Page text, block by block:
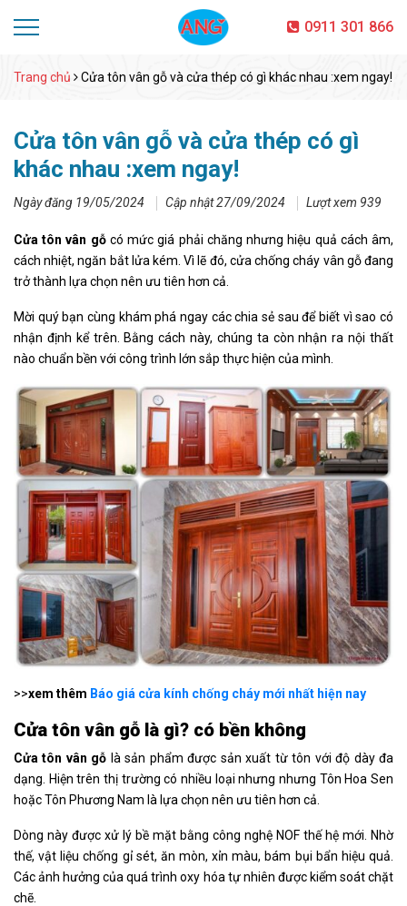
0911 301 866
Trang chủ Cửa tôn vân gỗ và cửa thép có gì khác nhau :xem ngay!
Cửa tôn vân gỗ và cửa thép có gì
khác nhau :xem ngay!
Ngày đăng 19/05/2024 Cập nhật 27/09/2024 Lượt xem 939
Cửa tôn vân gỗcó mức giá phải chăng nhưng hiệu quả cách âm,
cách nhiệt, ngăn bắt lửa kém. Vì lẽ đó, cửa chống cháy vân gỗ đang
trở thành lựa chọn nên ưu tiên hơn cả.
Mời quý bạn cùng khám phá ngay các chia sẻ sau để biết vì sao có
nhận định kể trên. Bằng cách này, chúng ta còn nhận ra nội thất
nào chuẩn bền với công trình lớn sắp thực hiện của mình.
>>xem thêm Báo giá cửa kính chống cháy mới nhất hiện nay
Cửa tôn vân gỗ là gì? có bền không
Cửa tôn vân gỗ là sản phẩm được sản xuất từ tôn với độ dày đa
dạng. Hiện trên thị trường có nhiều loại nhưng nhưng Tôn Hoa Sen
hoặc Tôn Phương Nam là lựa chọn nên ưu tiên hơn cả.
Dòng này được xử lý bề mặt bằng công nghệ NOF thế hệ mới. Nhờ
thế, vật liệu chống gỉ sét, ăn mòn, xỉn màu, bám bụi bẩn hiệu quả.
Các ảnh hưởng của quá trình oxy hóa tự nhiên được kiểm soát chặt
chẽ.